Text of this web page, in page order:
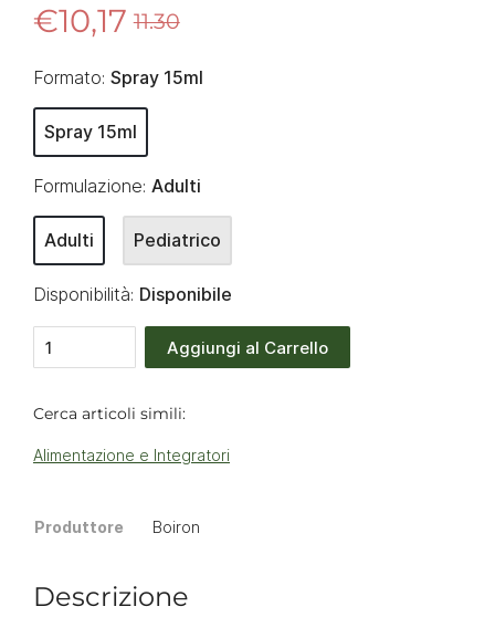
€10,17 11.30
Formato: Spray 15ml
Spray 15ml
Formulazione: Adulti
Adulti Pediatrico
Disponibilità: Disponibile
Aggiungi al Carrello
Cerca articoli simili:
Alimentazione e Integratori
Produttore Boiron
Descrizione